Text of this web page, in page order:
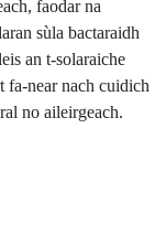
faodar na
sùla bactaraidh
an t-solaraiche
fa-near nach cuidich
no aileirgeach.